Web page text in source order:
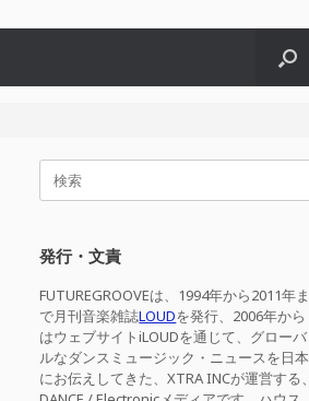
検
発行・文責
FUTUREGROOVEは、1994年から2011年ま
で月刊音楽雑誌LOUDを発行、2006年から
はウェブサイトiLOUDを通じて、グローバ
ルなダンスミュージック・ニュースを日本
にお伝えしてきた、XTRA INCが運営する、